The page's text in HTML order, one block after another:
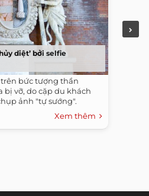
diệt’ bởi selfie
bức tượng thần
bị vỡ, do cặp du khách
ảnh "tự sướng".
Xem thêm